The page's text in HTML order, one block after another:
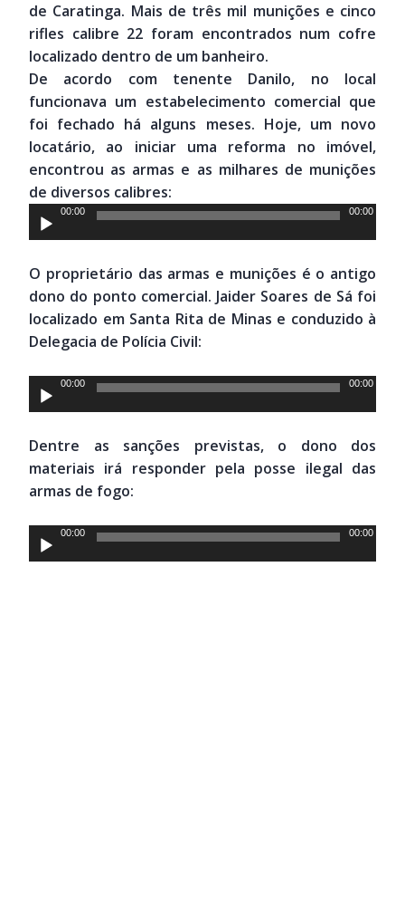
de Caratinga. Mais de três mil munições e cinco
rifles calibre 22 foram encontrados num cofre
localizado dentro de um banheiro.
De acordo com tenente Danilo, no local
funcionava um estabelecimento comercial que
foi fechado há alguns meses. Hoje, um novo
locatário, ao iniciar uma reforma no imóvel,
encontrou as armas e as milhares de munições
de diversos calibres:
Tocador
de
00:00 00:00
O proprietário das armas e munições é o antigo
dono do ponto comercial. Jaider Soares de Sá foi
localizado em Santa Rita de Minas e conduzido à
Delegacia de Polícia Civil:
Tocador
de
00:00 00:00
Dentre as sanções previstas, o dono dos
materiais irá responder pela posse ilegal das
armas de fogo:
Tocador
de
00:00 00:00